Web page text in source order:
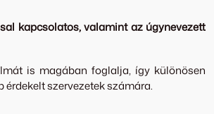
kapcsolatos, valamint az úgynevezett
is magában foglalja, így különösen
szervezetek számára.